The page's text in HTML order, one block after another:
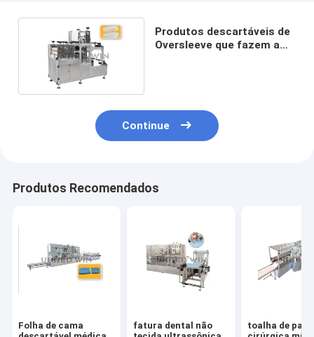
Produtos descartáveis de
Oversleeve que fazem a
Continue
Produtos Recomendados
Folha de cama
fatura dental não
toalha de